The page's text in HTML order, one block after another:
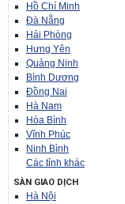
Hồ Chí Minh
Đà Nẵng
Hải Phòng
Hưng Yên
Quảng Ninh
Bình Dương
Đồng Nai
Hà Nam
Hòa Bình
Vĩnh Phúc
Ninh Bình
Các tỉnh khác
SÀN GIAO DỊCH
Hà Nội